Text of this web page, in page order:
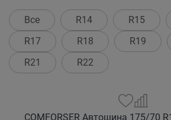
Все R14 R15
R17
R18 R19
R21
R22